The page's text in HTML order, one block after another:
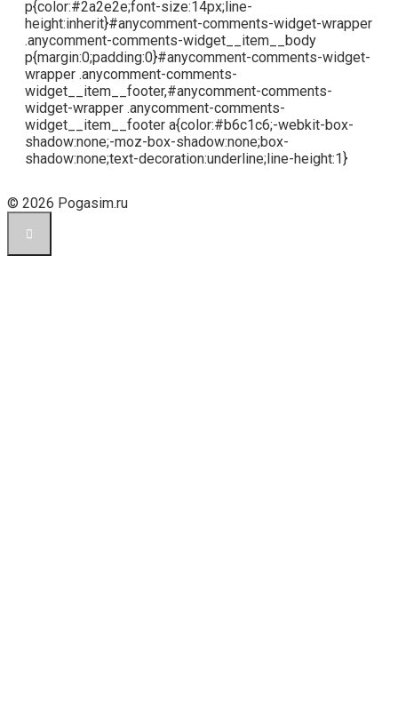
p{color:#2a2e2e;font-size:14px;line-
height:inherit}#anycomment-comments-widget-wrapper
.anycomment-comments-widget__item__body
p{margin:0;padding:0}#anycomment-comments-widget-
wrapper .anycomment-comments-
widget__item__footer,#anycomment-comments-
widget-wrapper .anycomment-comments-
widget__item__footer a{color:#b6c1c6;-webkit-box-
shadow:none;-moz-box-shadow:none;box-
shadow:none;text-decoration:underline;line-height:1}
© 2026 Pogasim.ru